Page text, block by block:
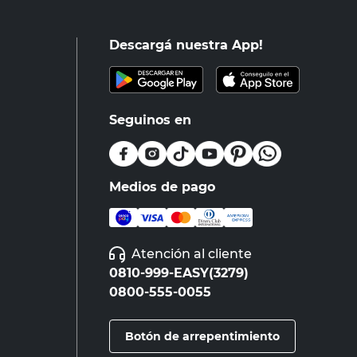
Descargá nuestra App!
Seguinos en
Medios de pago
Atención al cliente
0810-999-EASY(3279)
0800-555-0055
Botón de arrepentimiento